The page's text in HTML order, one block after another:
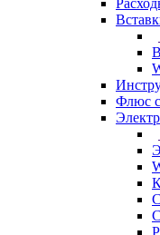
Флюс